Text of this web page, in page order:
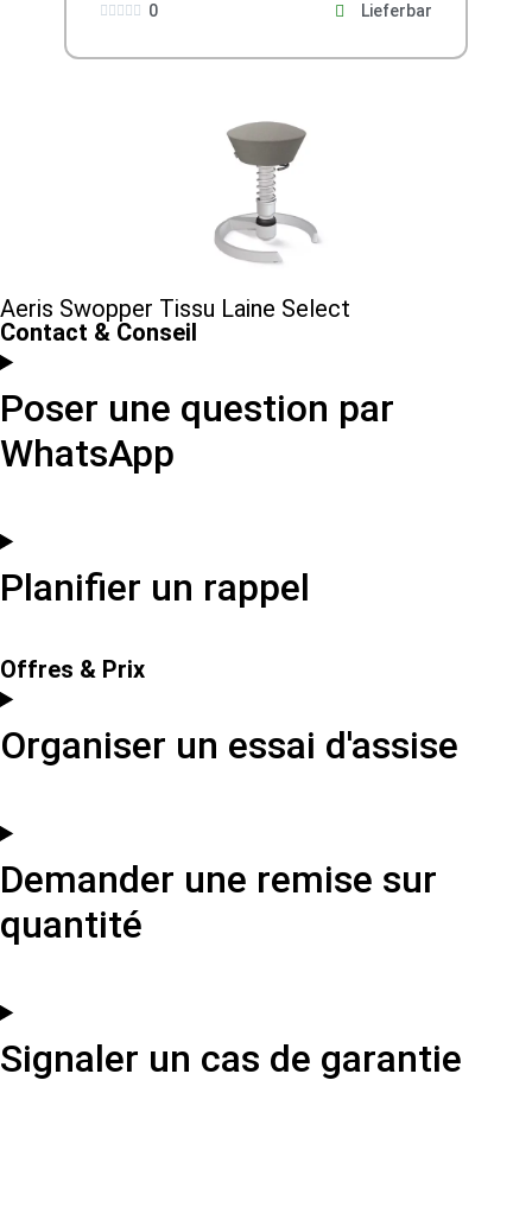
0
     Lieferbar
Aeris Swopper Tissu Laine Select
Contact & Conseil
Poser une question par
WhatsApp
Planifier un rappel
Offres & Prix
Organiser un essai d'assise
Demander une remise sur
quantité
Signaler un cas de garantie